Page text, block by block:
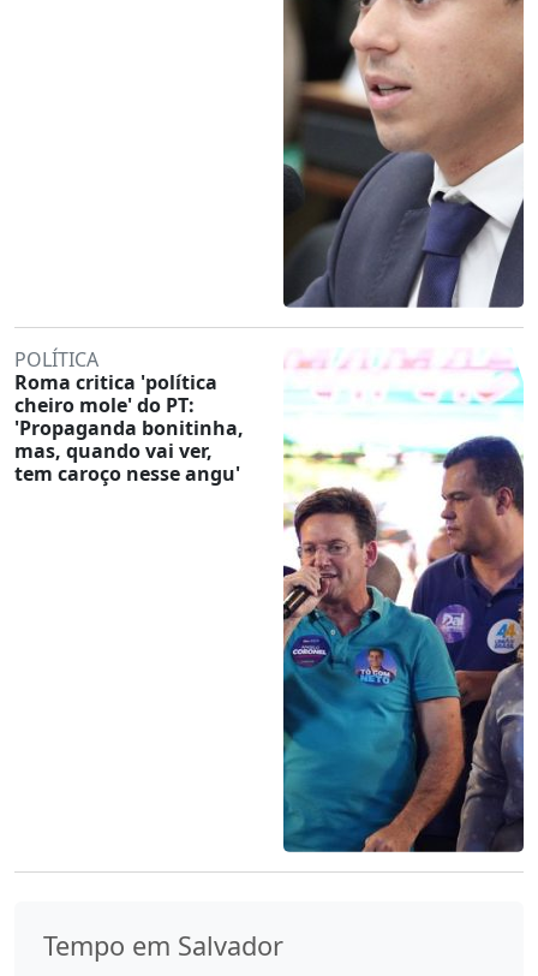
POLÍTICA
Roma critica 'política
cheiro mole' do PT:
'Propaganda bonitinha,
mas, quando vai ver,
tem caroço nesse angu'
Tempo em Salvador